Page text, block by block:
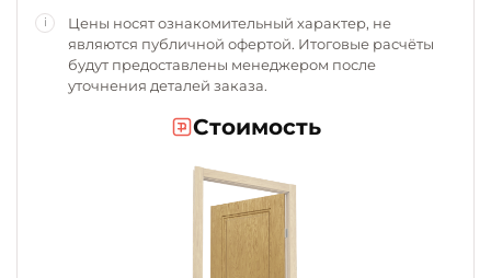
i
Цены носят ознакомительный характер, не
являются публичной офертой. Итоговые расчёты
будут предоставлены менеджером после
уточнения деталей заказа.
Стоимость